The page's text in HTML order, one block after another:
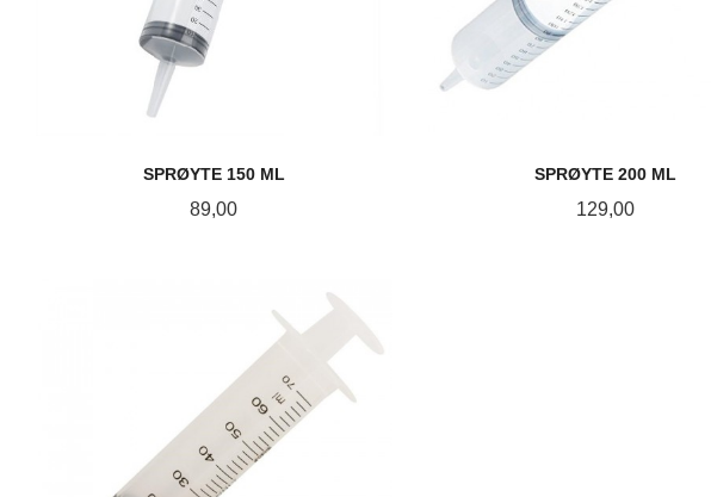
SPRØYTE 150 ML
Pris
89,00
SPRØYTE 200 ML
Pris
129,00